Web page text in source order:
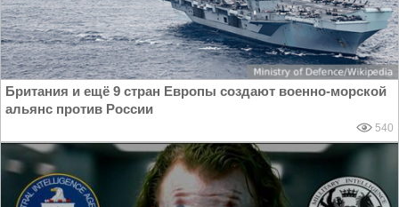
Британия и ещё 9 стран Европы создают военно-морской
альянс против России
540